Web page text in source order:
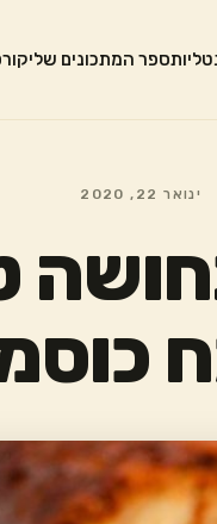
ספר המתכונים שלי
ינואר 22, 2020